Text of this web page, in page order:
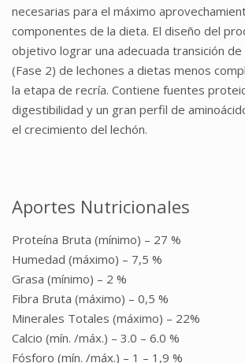
necesarias para el máximo
componentes de la dieta. El diseño del
objetivo lograr una adecuada transición
(Fase 2) de lechones a dietas menos
la etapa de recría. Contiene fuentes
digestibilidad y un gran perfil de
el crecimiento del lechón.
Aportes Nutricionales
Proteína Bruta (mínimo) – 27 %
Humedad (máximo) – 7,5 %
Grasa (mínimo) – 2 %
Fibra Bruta (máximo) – 0,5 %
Minerales Totales (máximo) – 22%
Calcio (mín. /máx.) – 3.0 – 6.0 %
Fósforo (mín. /máx.) – 1 – 1,9 %